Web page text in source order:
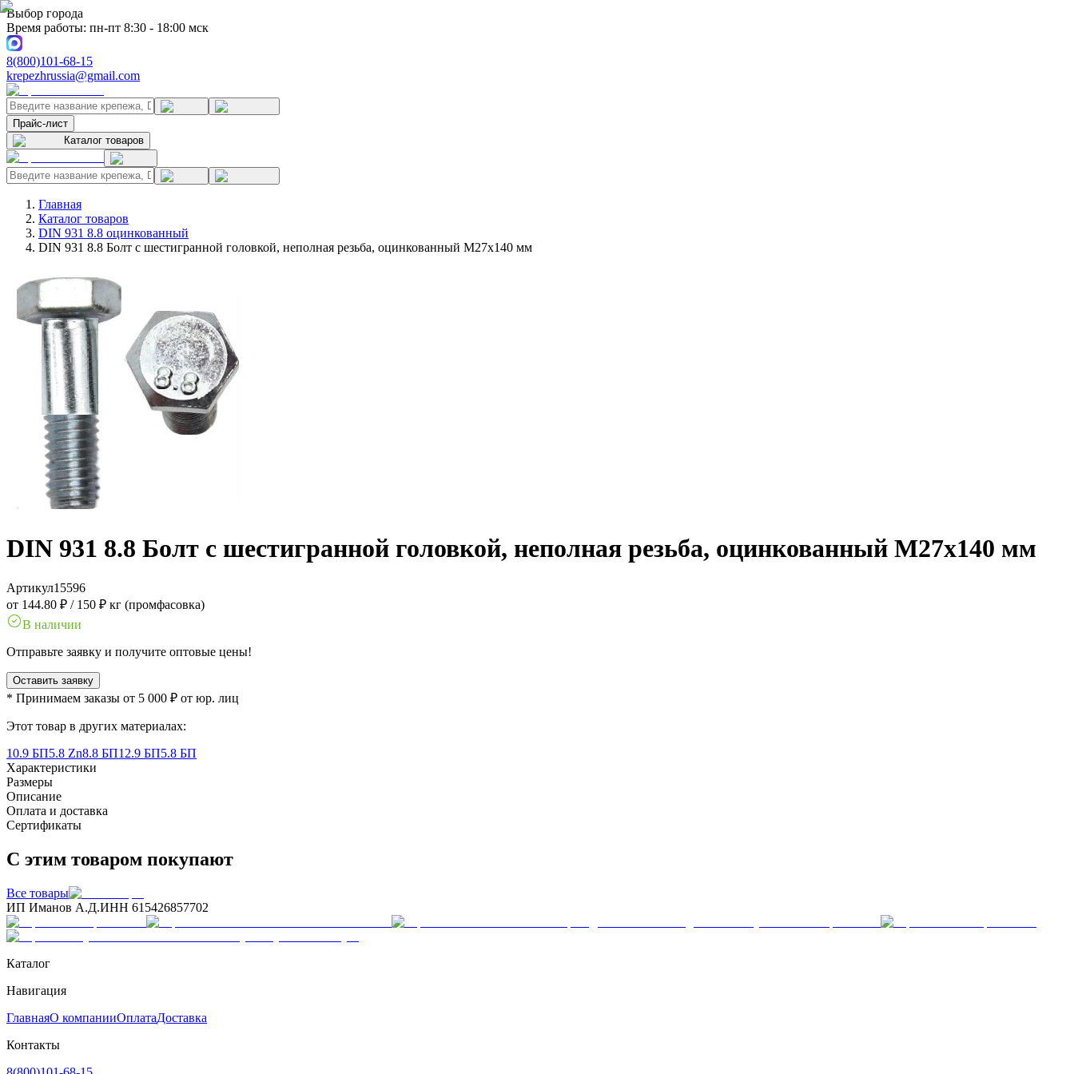
Выбор города
Время работы: пн-пт 8:30 - 18:00 мск
8(800)101-68-15
krepezhrussia@gmail.com
Прайс-лист
Каталог товаров
Главная
Каталог товаров
DIN 931 8.8 оцинкованный
DIN 931 8.8 Болт с шестигранной головкой, неполная резьба, оцинкованный M27x140 мм
DIN 931 8.8 Болт с шестигранной головкой, неполная резьба, оцинкованный M27x140 мм
Артикул15596
от 144.80 ₽ / 150 ₽ кг (промфасовка)
В наличии
Отправьте заявку и получите оптовые цены!
Оставить заявку
* Принимаем заказы от 5 000 ₽ от юр. лиц
Этот товар в других материалах:
10.9 БП5.8 Zn8.8 БП12.9 БП5.8 БП
Характеристики
Размеры
Описание
Оплата и доставка
Сертификаты
С этим товаром покупают
Все товары
ИП Иманов А.Д.ИНН 615426857702
Каталог
Навигация
ГлавнаяО компанииОплатаДоставка
Контакты